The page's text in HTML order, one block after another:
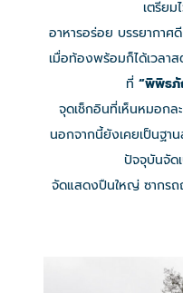
เตรียม
อาหารอร่อย บรรยากา
เมื่อท้องพร้อมก็ได้เวลา
ที่ “พิพิธภั
จุดเช็กอินที่เห็นหมอกล
นอกจากนี้ยังเคยเป็นฐา
ปัจจุบันจั
จัดแสดงปืนใหญ่ ซากรถ